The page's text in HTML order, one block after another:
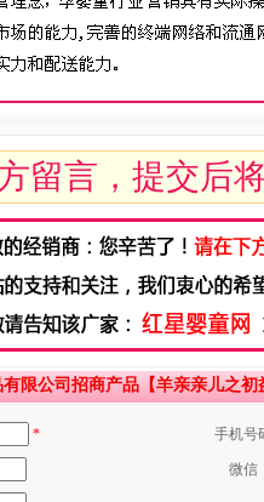
留言，提交后
限公司招商产品【羊亲亲儿之
* 手机号
微信